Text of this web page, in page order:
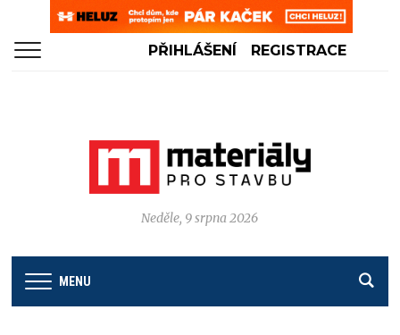
PŘIHLÁŠENÍ REGISTRACE
Neděle, 9 srpna 2026
MENU